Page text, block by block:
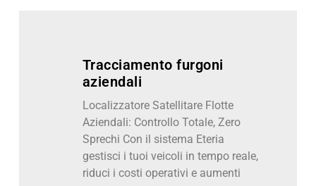
Tracciamento furgoni
aziendali
Localizzatore Satellitare Flotte
Aziendali: Controllo Totale, Zero
Sprechi Con il sistema Eteria
gestisci i tuoi veicoli in tempo reale,
riduci i costi operativi e aumenti